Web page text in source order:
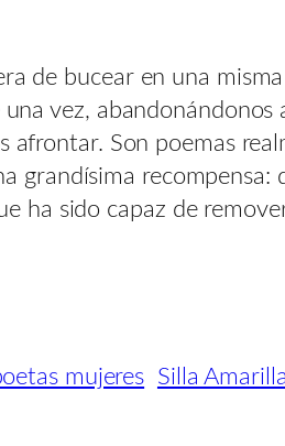
de bucear en una
vez,
Son poemas
grandísima
ha sido capaz de
mujeres Silla Amarilla